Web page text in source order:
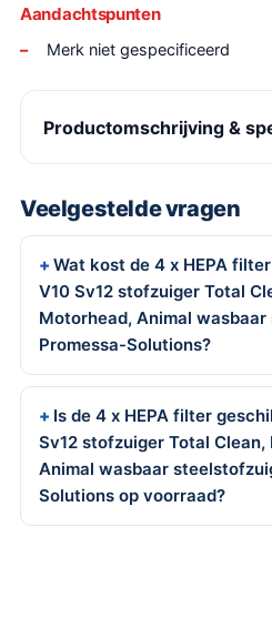
Aandachtspunten
Merk niet gespecificeerd
Productomschrijving &
Veelgestelde vragen
Wat kost de 4 x HEPA
V10 Sv12 stofzuiger Total
Motorhead, Animal
Promessa-Solutions?
Is de 4 x HEPA filter
Sv12 stofzuiger Total
Animal wasbaar
Solutions op voorraad?